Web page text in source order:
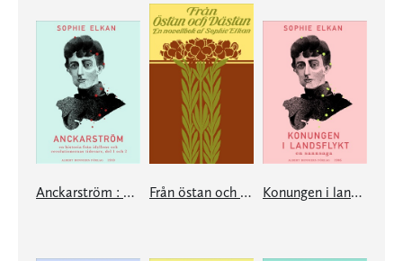
Anckarström : en historia från idyllens och revolutionernas tidevarv, del 1 och 2 Från östan och västan Konungen i landsflykt